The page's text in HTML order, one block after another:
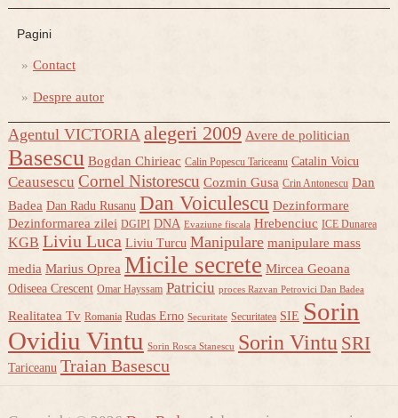
Pagini
Contact
Despre autor
Agentul VICTORIA alegeri 2009 Avere de politician
Basescu Bogdan Chirieac Calin Popescu Tariceanu Catalin Voicu
Ceausescu Cornel Nistorescu Cozmin Gusa Crin Antonescu Dan
Badea Dan Radu Rusanu Dan Voiculescu Dezinformare
Dezinformarea zilei DGIPI DNA Evaziune fiscala Hrebenciuc ICE Dunarea
KGB Liviu Luca Liviu Turcu Manipulare manipulare mass
media Marius Oprea Micile secrete Mircea Geoana
Odiseea Crescent Omar Hayssam Patriciu proces Razvan Petrovici Dan Badea
Realitatea Tv Romania Rudas Erno Securitate Securitatea SIE Sorin
Ovidiu Vintu Sorin Rosca Stanescu Sorin Vintu SRI
Tariceanu Traian Basescu